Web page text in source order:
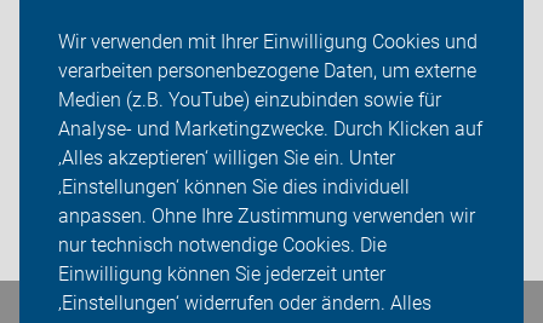
Wir verwenden mit Ihrer Einwilligung Cookies und
verarbeiten personenbezogene Daten, um externe
Medien (z.B. YouTube) einzubinden sowie für
Analyse- und Marketingzwecke. Durch Klicken auf
‚Alles akzeptieren‘ willigen Sie ein. Unter
‚Einstellungen‘ können Sie dies individuell
anpassen. Ohne Ihre Zustimmung verwenden wir
nur technisch notwendige Cookies. Die
Einwilligung können Sie jederzeit unter
‚Einstellungen‘ widerrufen oder ändern. Alles
ADFC Rhein-Neckar
Sei dabei
Presse
Login